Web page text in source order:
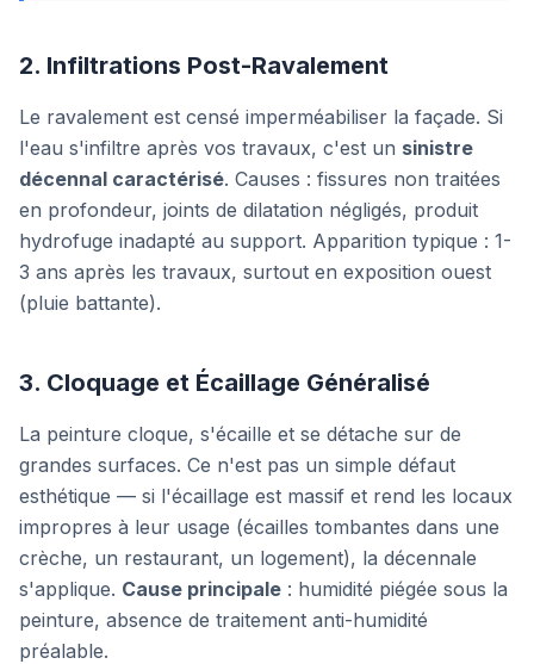
2. Infiltrations Post-Ravalement
Le ravalement est censé imperméabiliser la façade. Si
l'eau s'infiltre après vos travaux, c'est un sinistre
décennal caractérisé. Causes : fissures non traitées
en profondeur, joints de dilatation négligés, produit
hydrofuge inadapté au support. Apparition typique : 1-
3 ans après les travaux, surtout en exposition ouest
(pluie battante).
3. Cloquage et Écaillage Généralisé
La peinture cloque, s'écaille et se détache sur de
grandes surfaces. Ce n'est pas un simple défaut
esthétique — si l'écaillage est massif et rend les locaux
impropres à leur usage (écailles tombantes dans une
crèche, un restaurant, un logement), la décennale
s'applique. Cause principale : humidité piégée sous la
peinture, absence de traitement anti-humidité
préalable.